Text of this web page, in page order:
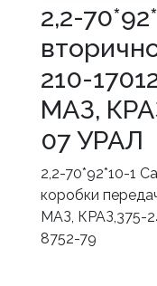
2,2-
210-
МАЗ,
07 УРАЛ
2,2-70*92*10-1
коробки
МАЗ, КРАЗ,375-
8752-79